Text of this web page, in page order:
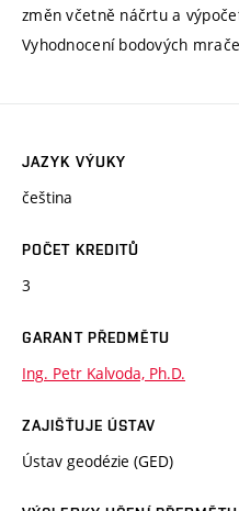
změn včetně náčrtu a
Vyhodnocení bodových
JAZYK VÝUKY
čeština
POČET KREDITŮ
3
GARANT PŘEDMĚTU
Ing. Petr Kalvoda, Ph.D.
ZAJIŠŤUJE ÚSTAV
Ústav geodézie (GED)